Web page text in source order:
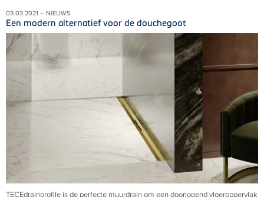
03.03.2021 – NIEUWS
Een modern alternatief voor de douchegoot
TECEdrainprofile is de perfecte muurdrain om een doorlopend vloeroppervlak